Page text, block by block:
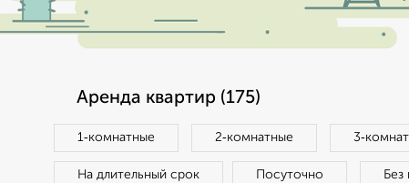
Аренда квартир (175)
1‑комнатные 2‑комнатные
На длительный срок Посуточно Без